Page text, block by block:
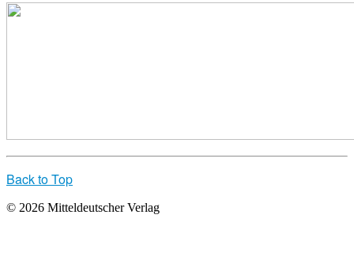
Back to Top
© 2026 Mitteldeutscher Verlag